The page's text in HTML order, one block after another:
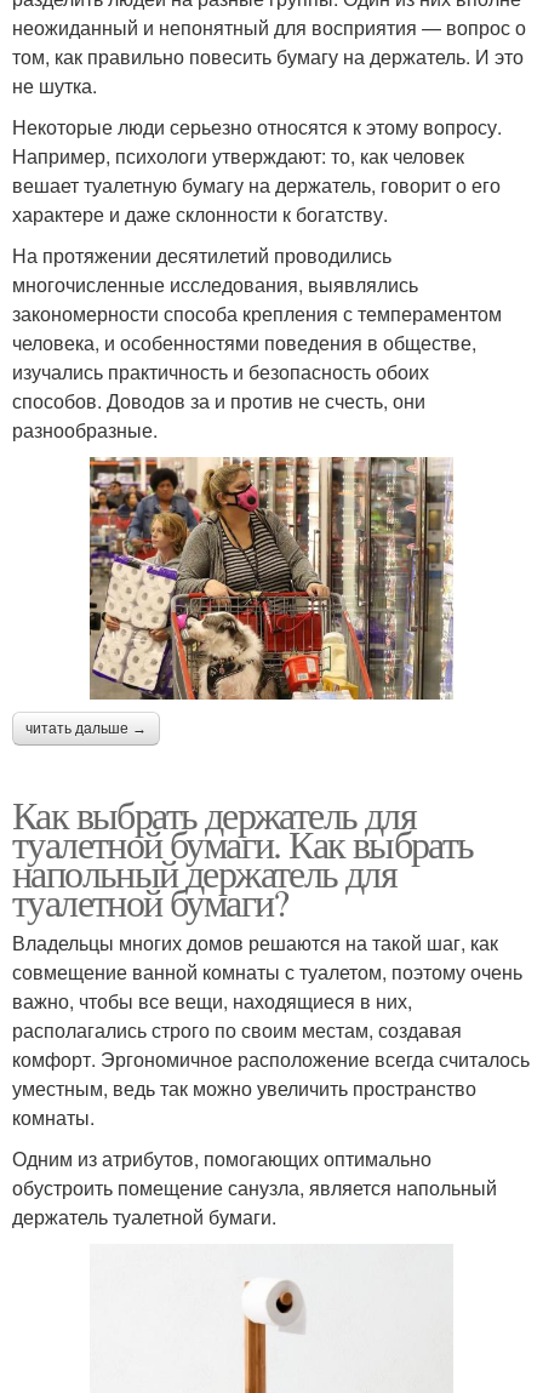
неожиданный и непонятный для восприятия — вопрос о
том, как правильно повесить бумагу на держатель. И это
не шутка.
Некоторые люди серьезно относятся к этому вопросу.
Например, психологи утверждают: то, как человек
вешает туалетную бумагу на держатель, говорит о его
характере и даже склонности к богатству.
На протяжении десятилетий проводились
многочисленные исследования, выявлялись
закономерности способа крепления с темпераментом
человека, и особенностями поведения в обществе,
изучались практичность и безопасность обоих
способов. Доводов за и против не счесть, они
разнообразные.
читать дальше →
Как выбрать держатель для
туалетной бумаги. Как выбрать
напольный держатель для
туалетной бумаги?
Владельцы многих домов решаются на такой шаг, как
совмещение ванной комнаты с туалетом, поэтому очень
важно, чтобы все вещи, находящиеся в них,
располагались строго по своим местам, создавая
комфорт. Эргономичное расположение всегда считалось
уместным, ведь так можно увеличить пространство
комнаты.
Одним из атрибутов, помогающих оптимально
обустроить помещение санузла, является напольный
держатель туалетной бумаги.